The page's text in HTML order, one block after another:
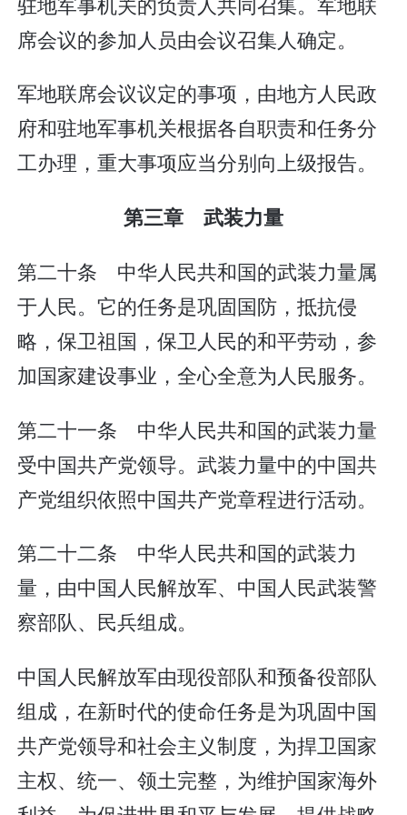
席会议的参加人员由会议召集人确定。
军地联席会议议定的事项，由地方人民政
府和驻地军事机关根据各自职责和任务分
工办理，重大事项应当分别向上级报告。
第三章 武装力量
第二十条 中华人民共和国的武装力量属
于人民。它的任务是巩固国防，抵抗侵
略，保卫祖国，保卫人民的和平劳动，参
加国家建设事业，全心全意为人民服务。
第二十一条 中华人民共和国的武装力量
受中国共产党领导。武装力量中的中国共
产党组织依照中国共产党章程进行活动。
第二十二条 中华人民共和国的武装力
量，由中国人民解放军、中国人民武装警
察部队、民兵组成。
中国人民解放军由现役部队和预备役部队
组成，在新时代的使命任务是为巩固中国
共产党领导和社会主义制度，为捍卫国家
主权、统一、领土完整，为维护国家海外